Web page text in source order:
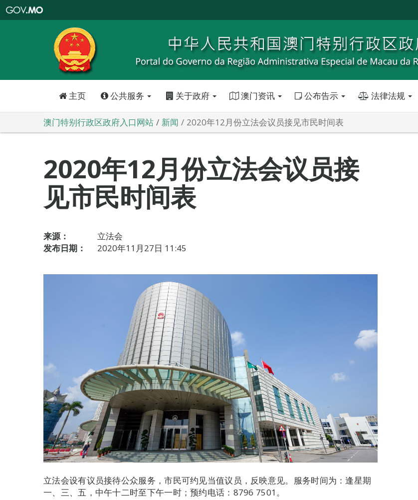
特
政
区
政
口
主页 公共服务 关于政府 澳门资讯 公布告示 法律法规
澳门特别行政区政府入口网站 新闻 2020年12月份立法会议员接见市民时间表
2020年12月份立法会议员接
见市民时间表
来源：
立法会
发布日期：
2020年11月27日 11:45
立法会设有议员接待公众服务，市民可约见当值议员，反映意见。服务时间为：逢星期
一、三、五，中午十二时至下午一时；预约电话：8796 7501。